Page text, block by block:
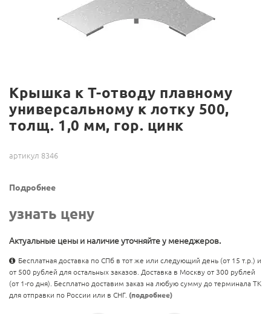
Крышка к Т-отводу плавному
универсальному к лотку 500,
толщ. 1,0 мм, гор. цинк
артикул 8346
Подробнее
узнать цену
Актуальные цены и наличие уточняйте у менеджеров.
Бесплатная доставка по СПб в тот же или следующий день (от 15 т.р.) и
от 500 рублей для остальных заказов. Доставка в Москву от 300 рублей
(от 1-го дня). Бесплатно доставим заказ на любую сумму до терминала ТК
для отправки по России или в СНГ. (подробнее)